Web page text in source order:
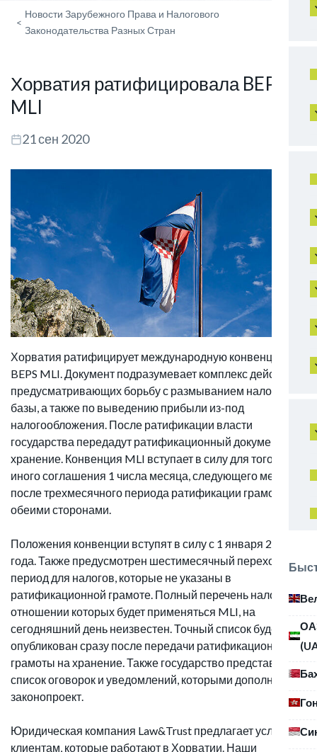
<
Новости Зарубежного Права и Налогового
Законодательства Разных Стран
Хорватия ратифицировала BEPS
MLI
21 сен 2020
Хорватия ратифицирует международную конвенцию
BEPS MLI. Документ подразумевает комплекс действий,
предусматривающих борьбу с размыванием налоговой
базы, а также по выведению прибыли из-под
налогообложения. После ратификации власти
государства передадут ратификационный документ на
хранение. Конвенция MLI вступает в силу для того или
иного соглашения 1 числа месяца, следующего месяца
после трехмесячного периода ратификации грамот
обеими сторонами.
Положения конвенции вступят в силу с 1 января 2021
года. Также предусмотрен шестимесячный переходной
период для налогов, которые не указаны в
ратификационной грамоте. Полный перечень налогов, в
отношении которых будет применяться MLI, на
сегодняшний день неизвестен. Точный список будет
опубликован сразу после передачи ратификационной
грамоты на хранение. Также государство представит
список оговорок и уведомлений, которыми дополнен
законопроект.
Юридическая компания Law&Trust предлагает услуги
клиентам, которые работают в Хорватии. Наши